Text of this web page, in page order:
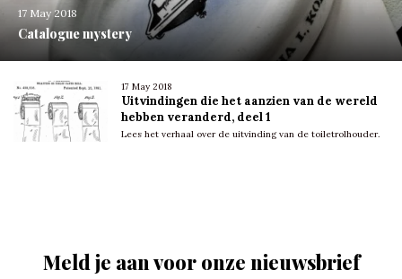
17 May 2018
Catalogue mystery
17 May 2018
Uitvindingen die het aanzien van de wereld
hebben veranderd, deel 1
Lees het verhaal over de uitvinding van de toiletrolhouder.
Meld je aan voor onze nieuwsbrief